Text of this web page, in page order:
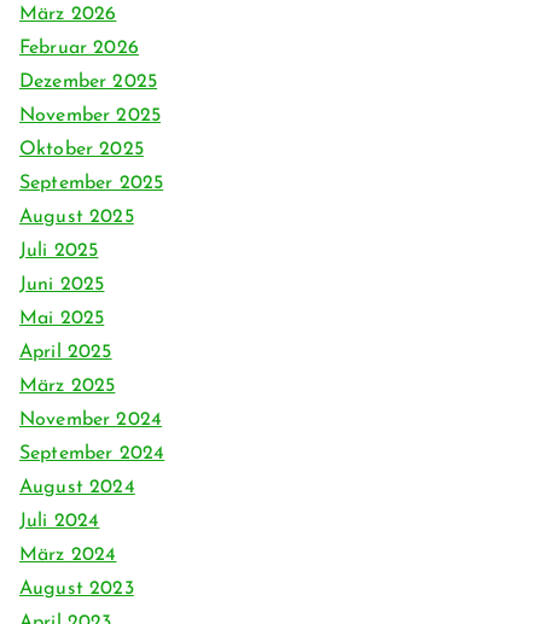
März 2026
Februar 2026
Dezember 2025
November 2025
Oktober 2025
September 2025
August 2025
Juli 2025
Juni 2025
Mai 2025
April 2025
März 2025
November 2024
September 2024
August 2024
Juli 2024
März 2024
August 2023